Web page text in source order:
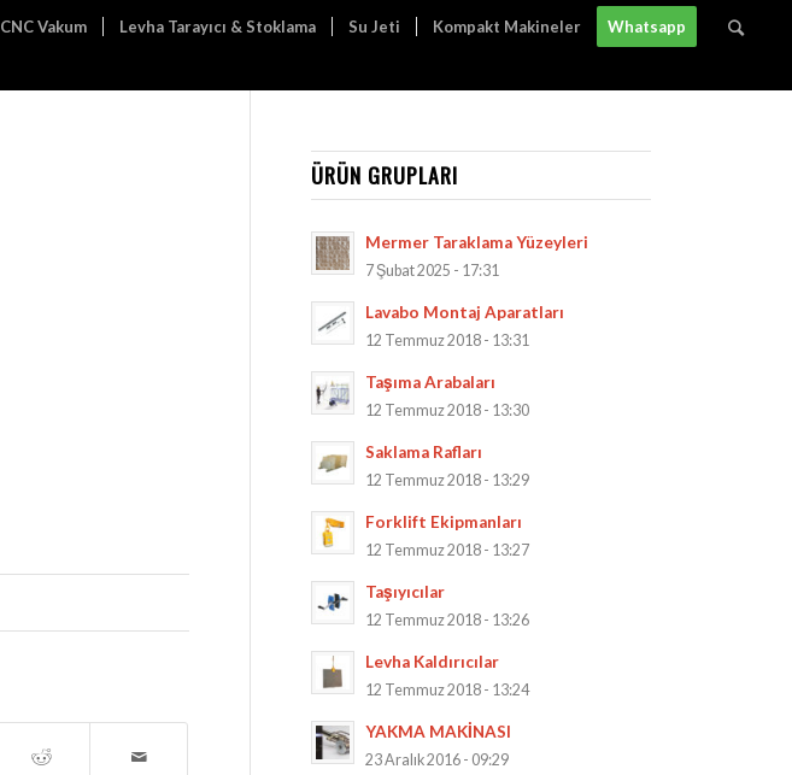
CNC Vakum Levha Tarayıcı & Stoklama Su Jeti Kompakt Makineler Whatsapp
ÜRÜN GRUPLARI
Mermer Taraklama Yüzeyleri
7 Şubat 2025 - 17:31
Lavabo Montaj Aparatları
12 Temmuz 2018 - 13:31
Taşıma Arabaları
12 Temmuz 2018 - 13:30
Saklama Rafları
12 Temmuz 2018 - 13:29
Forklift Ekipmanları
12 Temmuz 2018 - 13:27
Taşıyıcılar
12 Temmuz 2018 - 13:26
Levha Kaldırıcılar
12 Temmuz 2018 - 13:24
YAKMA MAKİNASI
23 Aralık 2016 - 09:29